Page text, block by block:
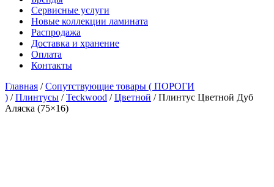
Сервисные услуги
Новые коллекции ламината
Распродажа
Доставка и хранение
Оплата
Контакты
Главная /Сопутствующие товары ( ПОРОГИ
) /Плинтусы /Teckwood /Цветной / Плинтус Цветной Дуб
Аляска (75×16)